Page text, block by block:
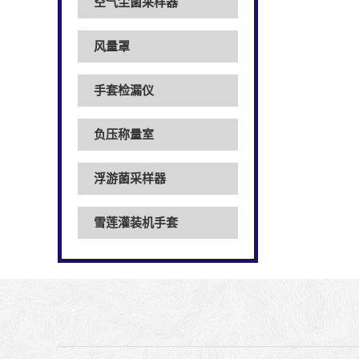
风量罩
手套检漏仪
负压称量室
浮游菌采样器
雪莲灌装机手套